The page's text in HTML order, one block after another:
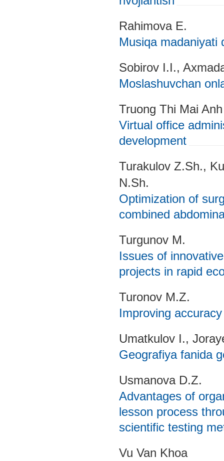
Rahimova E.
Musiqa madaniyati
Sobirov I.I.,
Moslashuvchan
Truong Thi Mai Anh
Virtual office
development
Turakulov Z.Sh.,
N.Sh.
Optimization of
combined
Turgunov M.
Issues of
projects in rapid
Turonov M.Z.
Improving
Umatkulov I.,
Geografiya fanida
Usmanova D.Z.
Advantages of
lesson process
scientific testing
Vu Van Khoa